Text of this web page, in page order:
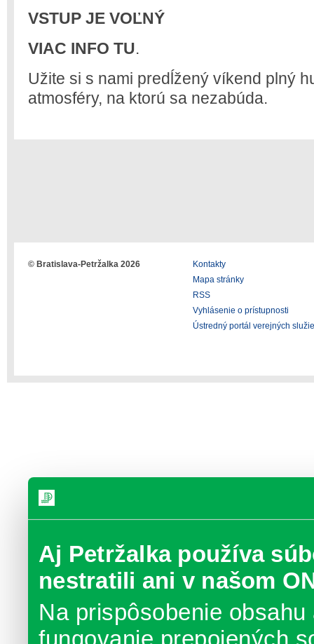
Aj Petržalka používa
nestratili ani v našom
Na prispôsobenie
VSTUP JE VOĽNÝ
VIAC INFO TU.
Užite si s nami predĺžený víkend plný
atmosféry, na ktorú sa nezabúda.
© Bratislava-Petržalka 2026
Kontakty
Mapa stránky
RSS
Vyhlásenie o prístupnosti
Ústredný portál verejných